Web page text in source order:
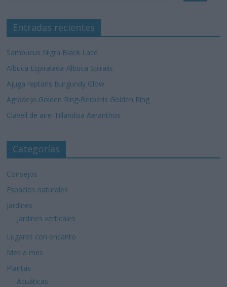
Entradas recientes
Sambucus Nigra Black Lace
Albuca Espiralada-Albuca Spiralis
Ajuga reptans Burgundy Glow
Agradejo Golden Ring-Berberis Golden Ring
Clavell de aire-Tillandsia Aeranthos
Categorías
Consejos
Espacios naturales
Jardines
Jardines verticales
Lugares con encanto
Mes a mes
Plantas
Acuáticas